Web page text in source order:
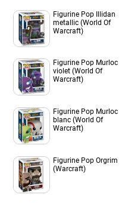
Figurine Pop Illidan
metallic (World Of
Warcraft)
Figurine Pop Murloc
violet (World Of
Warcraft)
Figurine Pop Murloc
blanc (World Of
Warcraft)
Figurine Pop Orgrim
(Warcraft)